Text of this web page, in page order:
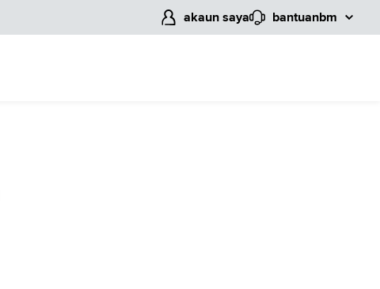
akaun saya bantuanbm